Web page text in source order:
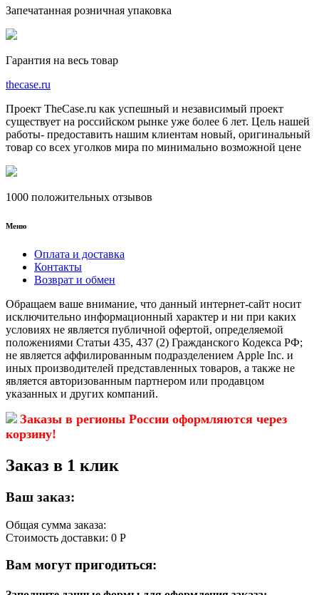
Запечатанная розничная упаковка
Гарантия на весь товар
thecase.ru
Проект TheCase.ru как успешный и независимый проект
существует на российском рынке уже более 6 лет. Цель нашей
работы- предоставить нашим клиентам новый, оригинальный
товар со всех уголков мира по минимально возможной цене
1000 положительных отзывов
Меню
Оплата и доставка
Контакты
Возврат и обмен
Обращаем ваше внимание, что данный интернет-сайт носит
исключительно информационный характер и ни при каких
условиях не является публичной офертой, определяемой
положениями Статьи 435, 437 (2) Гражданского Кодекса РФ;
не является аффилированным подразделением Apple Inc. и
иных производителей представленных товаров, а также не
является авторизованным партнером или продавцом
указанных и других компаний.
Заказы в регионы России оформляются через
корзину!
Заказ в 1 клик
Ваш заказ:
Общая сумма заказа:
Стоимость доставки: 0 Р
Вам могут пригодиться: